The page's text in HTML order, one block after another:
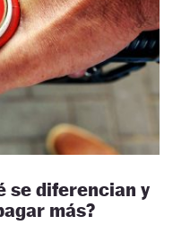
se diferencian y
más?